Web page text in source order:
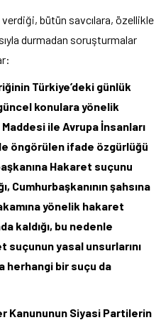
verdiği, bütün savcılara, özellikle
durmadan soruşturmalar
Türkiye’deki günlük
konulara yönelik
Maddesi ile Avrupa İnsanları
öngörülen ifade özgürlüğü
Hakaret suçunu
Cumhurbaşkanının şahsına
yönelik hakaret
kaldığı, bu nedenle
suçunun yasal unsurlarını
herhangi bir suçu da
Kanununun Siyasi Partilerin